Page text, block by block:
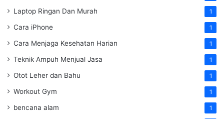
Laptop Ringan Dan Murah 1
Cara iPhone 1
Cara Menjaga Kesehatan Harian 1
Teknik Ampuh Menjual Jasa 1
Otot Leher dan Bahu 1
Workout Gym 1
bencana alam 1